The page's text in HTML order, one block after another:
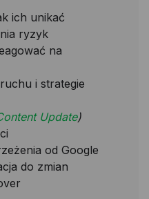
ich unikać
ryzyk
na
i strategie
Update)
od Google
do zmian